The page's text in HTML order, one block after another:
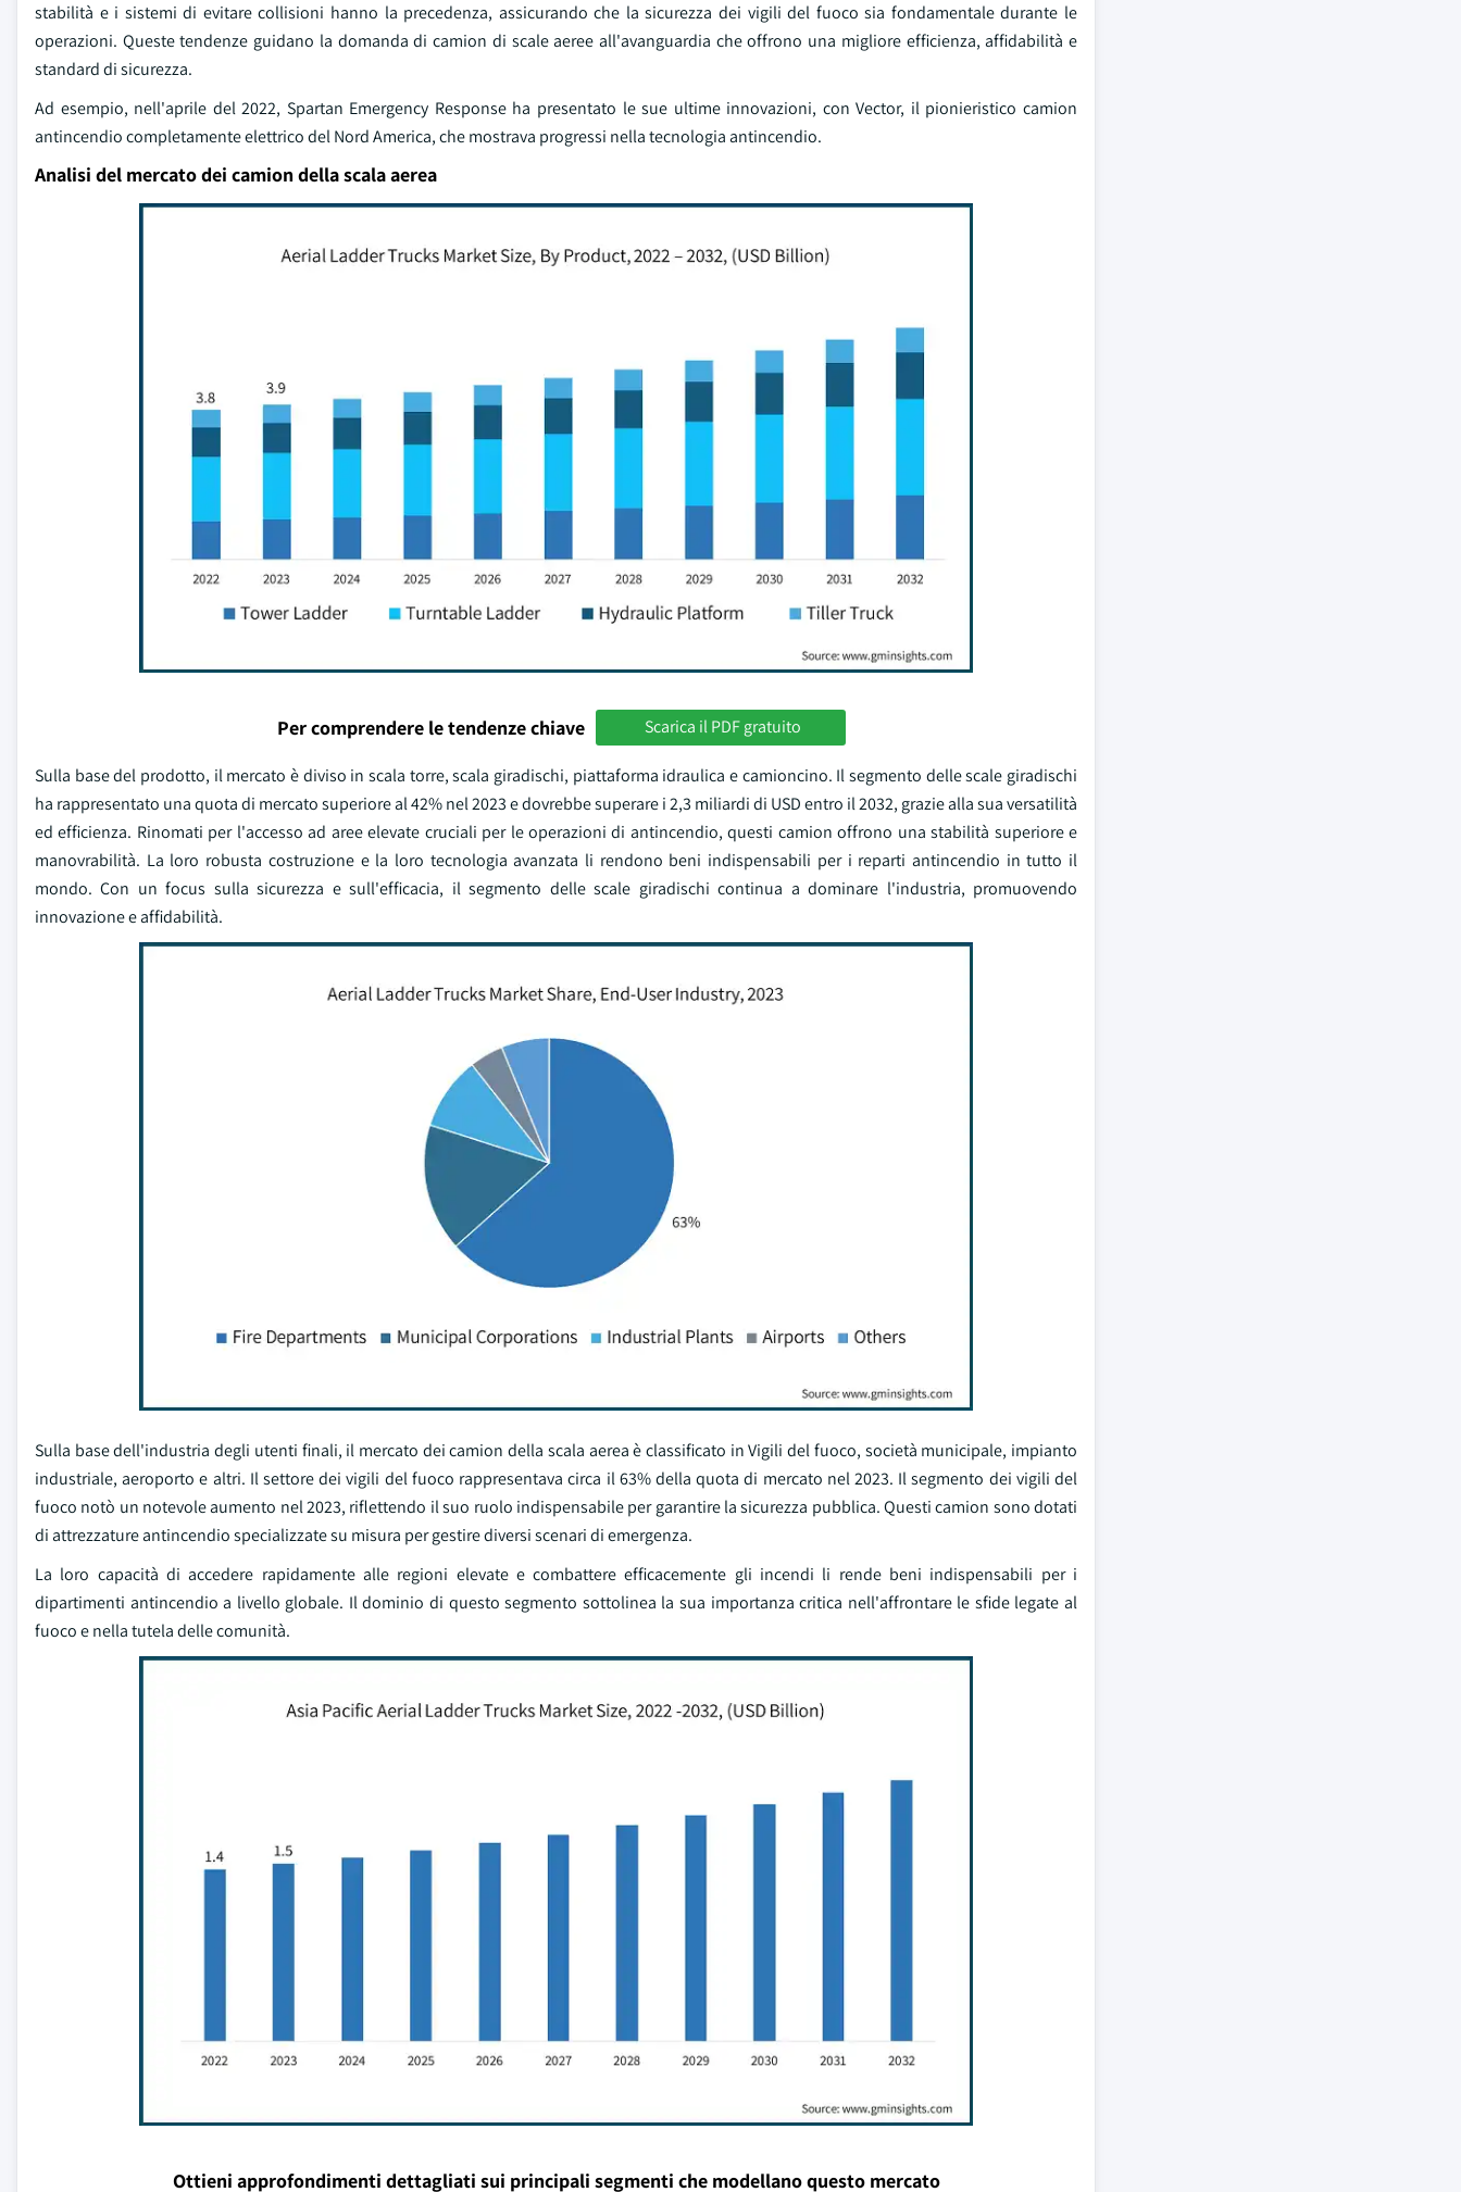
stabilità e i sistemi di evitare collisioni hanno la precedenza, assicurando che la sicurezza dei vigili del fuoco sia fondamentale durante le
operazioni. Queste tendenze guidano la domanda di camion di scale aeree all'avanguardia che offrono una migliore efficienza, affidabilità e
standard di sicurezza.
Ad esempio, nell'aprile del 2022, Spartan Emergency Response ha presentato le sue ultime innovazioni, con Vector, il pionieristico camion
antincendio completamente elettrico del Nord America, che mostrava progressi nella tecnologia antincendio.
Analisi del mercato dei camion della scala aerea
Per comprendere le tendenze chiave Scarica il PDF gratuito
Sulla base del prodotto, il mercato è diviso in scala torre, scala giradischi, piattaforma idraulica e camioncino. Il segmento delle scale giradischi
ha rappresentato una quota di mercato superiore al 42% nel 2023 e dovrebbe superare i 2,3 miliardi di USD entro il 2032, grazie alla sua versatilità
ed efficienza. Rinomati per l'accesso ad aree elevate cruciali per le operazioni di antincendio, questi camion offrono una stabilità superiore e
manovrabilità. La loro robusta costruzione e la loro tecnologia avanzata li rendono beni indispensabili per i reparti antincendio in tutto il
mondo. Con un focus sulla sicurezza e sull'efficacia, il segmento delle scale giradischi continua a dominare l'industria, promuovendo
innovazione e affidabilità.
Sulla base dell'industria degli utenti finali, il mercato dei camion della scala aerea è classificato in Vigili del fuoco, società municipale, impianto
industriale, aeroporto e altri. Il settore dei vigili del fuoco rappresentava circa il 63% della quota di mercato nel 2023. Il segmento dei vigili del
fuoco notò un notevole aumento nel 2023, riflettendo il suo ruolo indispensabile per garantire la sicurezza pubblica. Questi camion sono dotati
di attrezzature antincendio specializzate su misura per gestire diversi scenari di emergenza.
La loro capacità di accedere rapidamente alle regioni elevate e combattere efficacemente gli incendi li rende beni indispensabili per i
dipartimenti antincendio a livello globale. Il dominio di questo segmento sottolinea la sua importanza critica nell'affrontare le sfide legate al
fuoco e nella tutela delle comunità.
Ottieni approfondimenti dettagliati sui principali segmenti che modellano questo mercato